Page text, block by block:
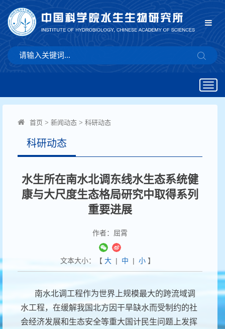
首页 > 新闻动态 > 科研动态
科研动态
水生所在南水北调东线水生态系统健
康与大尺度生态格局研究中取得系列
重要进展
作者：屈霄
文本大小：【 大| 中 | 小】
南水北调工程作为世界上规模最大的跨流域调
水工程，在缓解我国北方因干旱缺水而受制约的社
会经济发展和生态安全等重大国计民生问题上发挥